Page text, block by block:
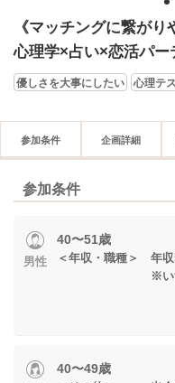
1
《マッチングに繋がり
心理学×占い×恋活パー
優しさを大事にしたい 心理テ
参加条件 企画詳細
参加条件
男性
40〜51歳
＜年収・職種＞ 年収
※いずれか
40〜49歳